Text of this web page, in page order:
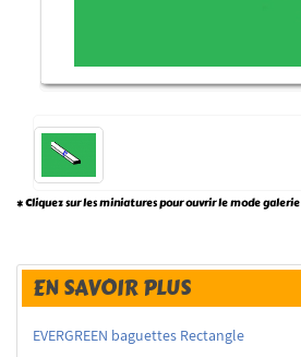
* Cliquez sur les miniatures pour ouvrir le mode galerie
EN SAVOIR PLUS
EVERGREEN baguettes Rectangle